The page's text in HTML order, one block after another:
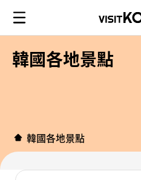
韓國各地景點
韓國各地景點